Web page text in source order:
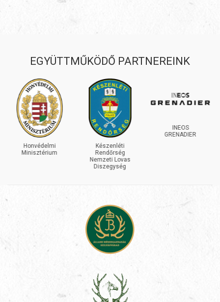
EGYÜTTMŰKÖDŐ PARTNEREINK
Honvédelmi
Minisztérium
Készenléti
Rendőrség
Nemzeti Lovas
Diszegység
INEOS
GRENADIER